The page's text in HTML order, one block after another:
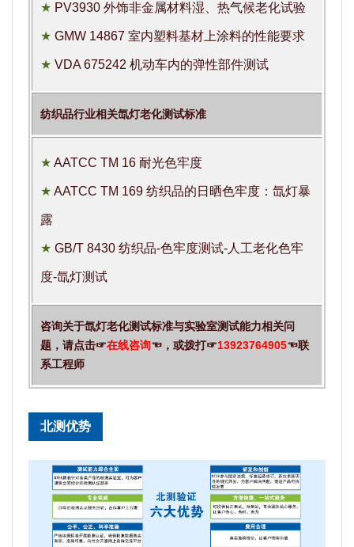
★ PV3930 外饰非金属材料湿、热气候老化试验
★ GMW 14867 室内塑料基材上涂料的性能要求
★ VDA 675242 机动车内的弹性部件测试
纺织品行业相关氙灯老化测试标准
★ AATCC TM 16 耐光色牢度
★ AATCC TM 169 纺织品的日晒色牢度：氙灯暴
露
★ GB/T 8430 纺织品-色牢度测试-人工老化色牢
度-氙灯测试
咨询关于氙灯老化测试标准与实验室测试能力相关问
题，请点击☞在线咨询☜，或拨打☞13923764905☜联
系工程师
北测优势